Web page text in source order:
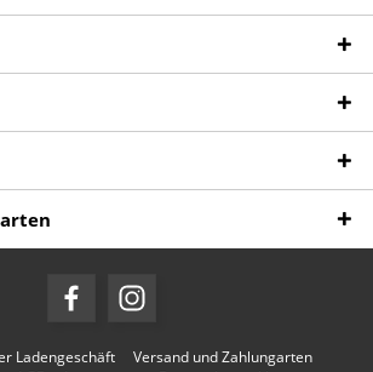
Ladengeschäft
Versand und Zahlungarten